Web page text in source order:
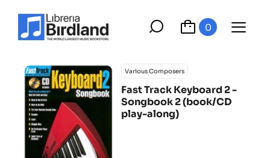
0
Various Composers
Fast Track Keyboard 2 -
Songbook 2 (book/CD
play-along)